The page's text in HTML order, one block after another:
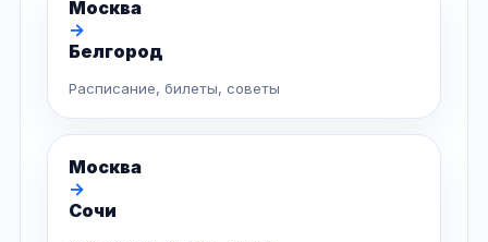
Москва
→
Белгород
Расписание, билеты, советы
Москва
→
Сочи